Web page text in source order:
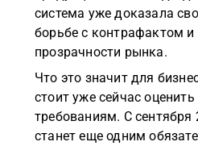
система уже доказала
борьбе с контрафактом
прозрачности рынка.
Что это значит для
стоит уже сейчас
требованиям. С
станет еще одним